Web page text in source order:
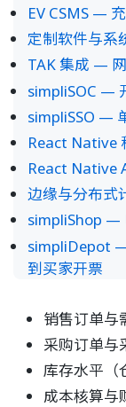
EV CSMS —
定制软件与系
TAK 集成 —
simpliSOC —
simpliSSO —
React Native
React Native
边缘与分布式
simpliShop —
simpliDepot
到买家开票
销售订单与
采购订单与
库存水平（
成本核算与